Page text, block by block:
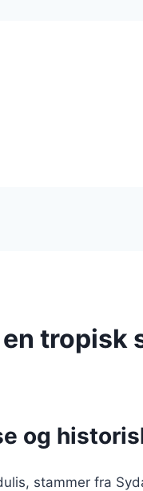
tropisk
og
stammer fra